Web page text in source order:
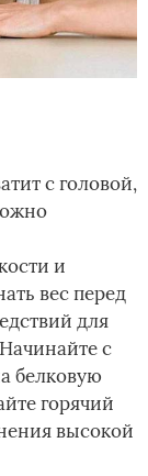
с головой,
и
вес перед
для
с
белковую
горячий
высокой